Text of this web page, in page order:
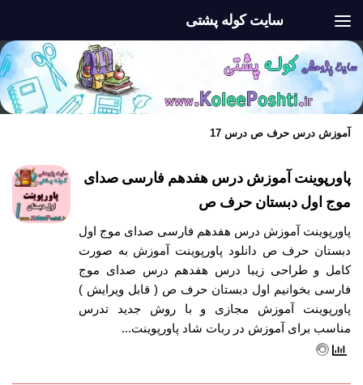
سایت کوله پشتی
آموزش درس حرف ص درس 17
پاورپوینت آموزش درس هفدهم فارسی صدای
موج اول دبستان حرف ص
پاورپوینت آموزش درس هفدهم فارسی صدای موج اول
دبستان حرف ص دانلود پاورپوینت آموزش به صورت
کامل و طراحی زیبا درس هفدهم درس صدای موج
فارسی بخوانیم اول دبستان حرف ص ( قابل ویرایش )
پاورپوینت آموزش مجازی و با روش جدید تدرس
مناسب برای آموزش در ربات شاد پاورپوینت...